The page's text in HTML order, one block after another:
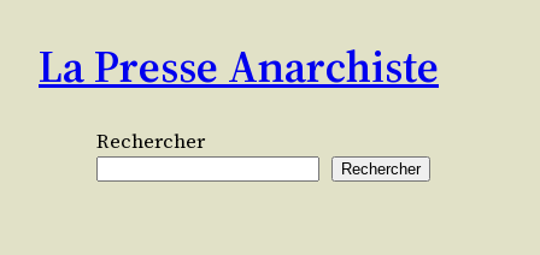
contenu
La Presse Anarchiste
Rechercher
Rechercher